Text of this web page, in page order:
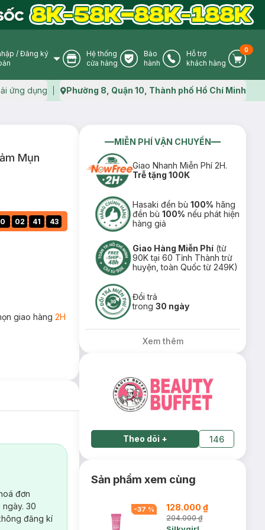
User Icon
/ Đăng ký
Store Icon
Hệ thống
cửa hàng
Warranty Icon
Bảo
hành
Phone Icon
Hỗ trợ
khách hàng
Cart
0
ứng dụng Map icon
Phường 8, Quận 10, Thành phố Hồ Chí Minh
Mụn
0 : 02 : 41 : 42
giao hàng 2H
đơn
30
đăng kí
MIỄN PHÍ VẬN CHUYỂN
Giao Nhanh Miễn Phí 2H.
Trễ tặng 100K
Hasaki đền bù100% hãng
đền bù100% nếu phát hiện
hàng giả
Giao Hàng Miễn Phí (từ
90K tại 60 Tỉnh Thành trừ
huyện, toàn Quốc từ 249K)
Đổi trả
trong30 ngày
Xem thêm
Theo dõi + 146
Sản phẩm xem cùng
-37 % 128.000 ₫
204.000 ₫